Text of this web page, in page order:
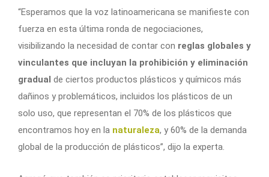
“Esperamos que la voz latinoamericana se manifieste con
fuerza en esta última ronda de negociaciones,
visibilizando la necesidad de contar con reglas globales y
vinculantes que incluyan la prohibición y eliminación
gradual de ciertos productos plásticos y químicos más
dañinos y problemáticos, incluidos los plásticos de un
solo uso, que representan el 70% de los plásticos que
encontramos hoy en la naturaleza, y 60% de la demanda
global de la producción de plásticos”, dijo la experta.